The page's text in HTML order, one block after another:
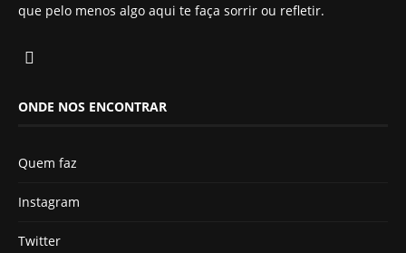
que pelo menos algo aqui te faça sorrir ou refletir.
ONDE NOS ENCONTRAR
Quem faz
Instagram
Twitter